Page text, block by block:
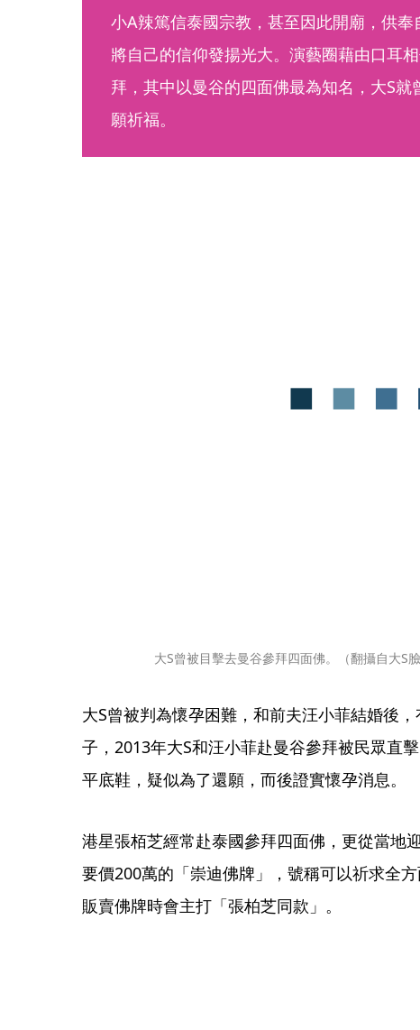
小A辣篤信泰國宗教，甚至因此開廟，供奉
將自己的信仰發揚光大。演藝圈藉由口耳
拜，其中以曼谷的四面佛最為知名，大S
願祈福。
大S曾被目擊去曼谷參拜四面佛。（翻攝自大S臉
大S曾被判為懷孕困難，和前夫汪小菲結婚後
子，2013年大S和汪小菲赴曼谷參拜被民眾直
平底鞋，疑似為了還願，而後證實懷孕消息。
港星張栢芝經常赴泰國參拜四面佛，更從當地
要價200萬的「崇迪佛牌」，號稱可以祈求全
販賣佛牌時會主打「張柏芝同款」。